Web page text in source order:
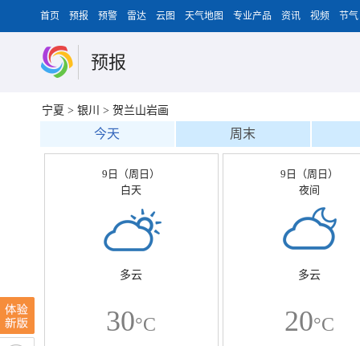
首页 预报 预警 雷达 云图 天气地图 专业产品 资讯 视频 节气
预报
宁夏 > 银川 > 贺兰山岩画
今天 周末
9日（周日）
白天
多云
30°C
9日（周日）
夜间
多云
20°C